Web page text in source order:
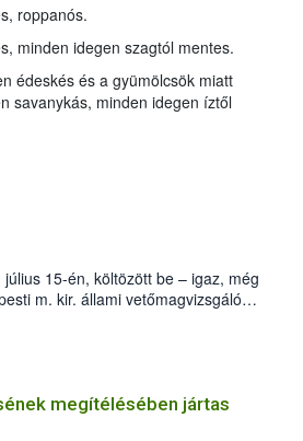
roppanós.
minden idegen szagtól mentes.
édeskés és a gyümölcsök miatt
savanykás, minden idegen íztől
15-én, költözött be – igaz, még
m. kir. állami vetőmagvizsgáló
15. szám alatti, Czigler Győző által
megítélésében jártas